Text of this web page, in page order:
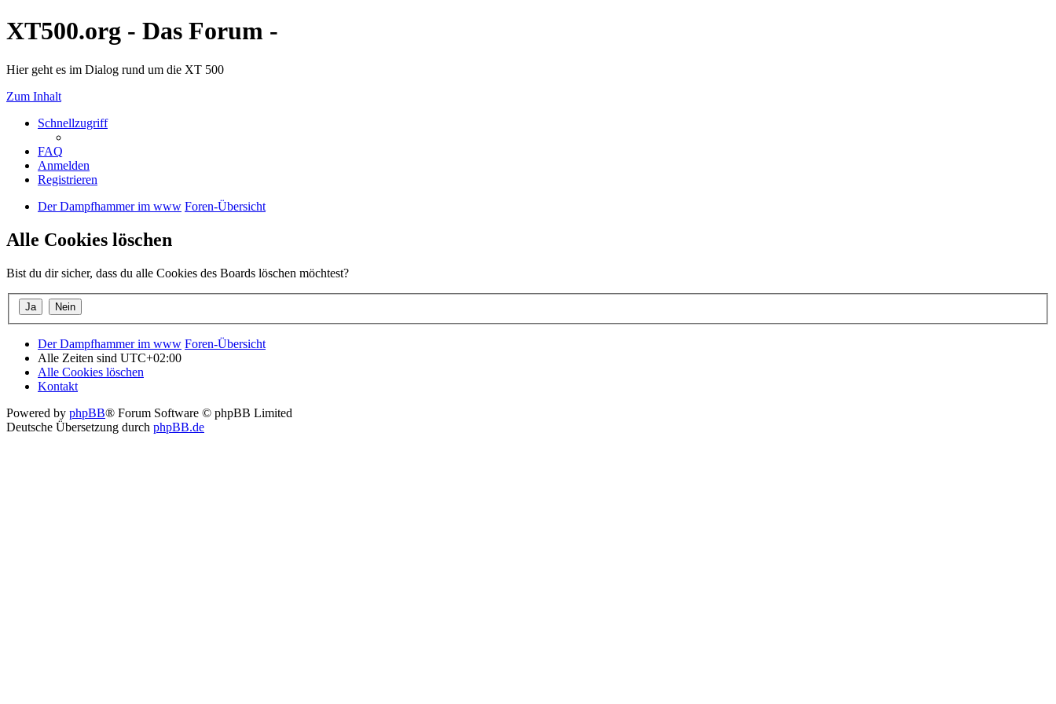
XT500.org - Das Forum -
Hier geht es im Dialog rund um die XT 500
Zum Inhalt
Schnellzugriff
FAQ
Anmelden
Registrieren
Der Dampfhammer im www Foren-Übersicht
Alle Cookies löschen
Bist du dir sicher, dass du alle Cookies des Boards löschen möchtest?
Der Dampfhammer im www Foren-Übersicht
Alle Zeiten sind UTC+02:00
Alle Cookies löschen
Kontakt
Powered by phpBB® Forum Software © phpBB Limited
Deutsche Übersetzung durch phpBB.de